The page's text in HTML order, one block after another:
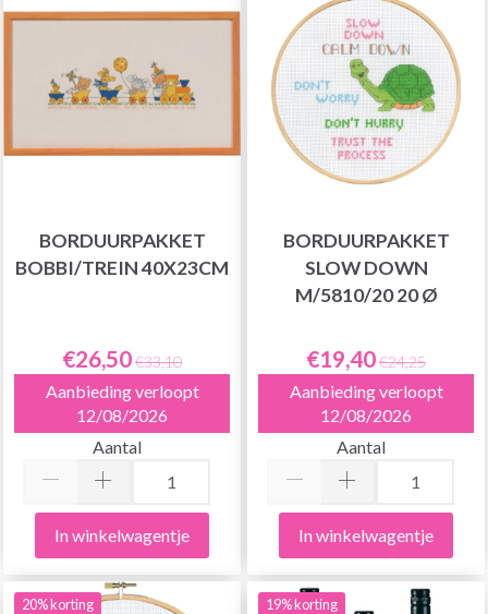
BORDUURPAKKET
BOBBI/TREIN 40X23CM
€26,50€33,10
Aanbieding verloopt
12/08/2026
Aantal
In winkelwagentje
BORDUURPAKKET
SLOW DOWN
M/5810/20 20 Ø
€19,40€24,25
Aanbieding verloopt
12/08/2026
Aantal
In winkelwagentje
20% korting 19% korting